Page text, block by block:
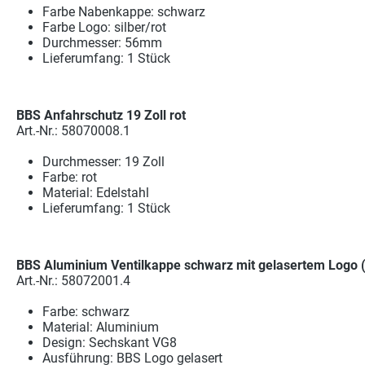
Farbe Nabenkappe: schwarz
Farbe Logo: silber/rot
Durchmesser: 56mm
Lieferumfang: 1 Stück
BBS Anfahrschutz 19 Zoll rot
Art.-Nr.: 58070008.1
Durchmesser: 19 Zoll
Farbe: rot
Material: Edelstahl
Lieferumfang: 1 Stück
BBS Aluminium Ventilkappe schwarz mit gelasertem Logo
Art.-Nr.: 58072001.4
Farbe: schwarz
Material: Aluminium
Design: Sechskant VG8
Ausführung: BBS Logo gelasert